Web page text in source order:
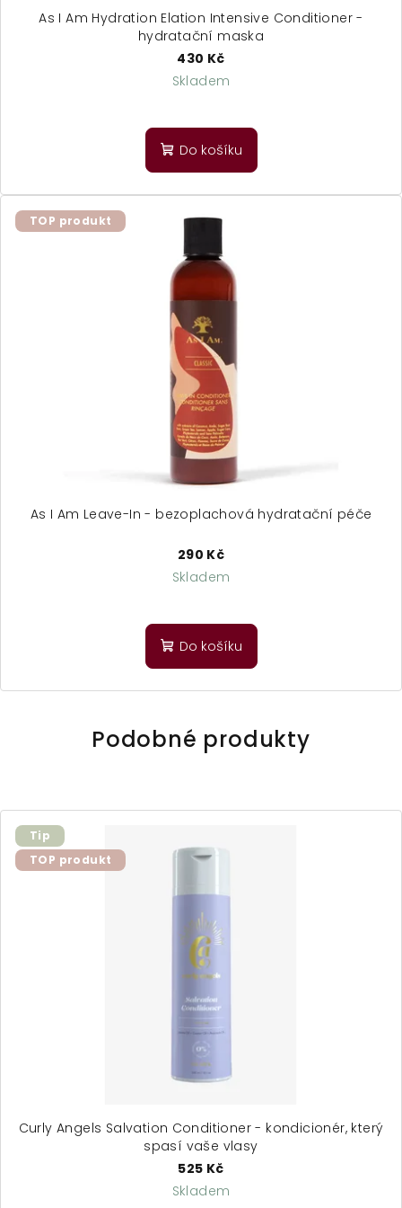
As I Am Hydration Elation Intensive Conditioner -
hydratační maska
430 Kč
Skladem
hodnocení
produktu
z
5
Do košíku
TOP produkt
As I Am Leave-In - bezoplachová hydratační péče
290 Kč
Skladem
hodnocení
produktu
z
hvězdiček.
Do košíku
Podobné produkty
Tip
TOP produkt
Curly Angels Salvation Conditioner - kondicionér, který
spasí vaše vlasy
525 Kč
Skladem